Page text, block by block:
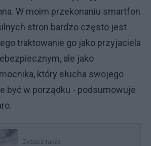
W moim przekonaniu smartfon
stron bardzo często jest
traktowanie go jako przyjaciela
ale jako
który słucha swojego
być w porządku - podsumowuje
Zobacz także